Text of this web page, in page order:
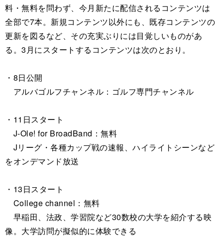
料・無料を問わず、今月新たに配信されるコンテンツは
全部で7本。新規コンテンツ以外にも、既存コンテンツの
更新を図るなど、その充実ぶりには目覚しいものがあ
る。3月にスタートするコンテンツは次のとおり。
・8日公開
アルバゴルフチャンネル：ゴルフ専門チャンネル
・11日スタート
J-Ole! for BroadBand：無料
Jリーグ・各種カップ戦の速報、ハイライトシーンなど
をオンデマンド放送
・13日スタート
College channel：無料
早稲田、法政、学習院など30数校の大学を紹介する映
像。大学訪問が擬似的に体験できる